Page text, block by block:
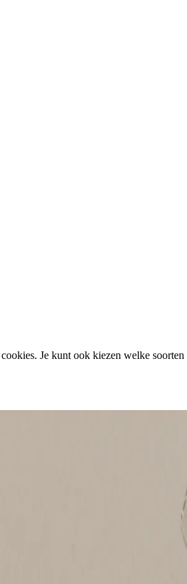
Je kunt ook kiezen welke